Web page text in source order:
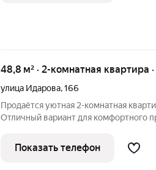
48,8 м² · 2-комнатная квартира
улица Идарова,166
Продаётся уютная 2-комнатная
Отличный вариант для комфортного
кв. м. Удобная планировка с
комнатами делает
Показать телефон